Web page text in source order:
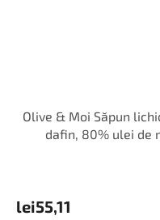
Olive & Moi Săpun
dafin, 80% ulei de
lei55,11